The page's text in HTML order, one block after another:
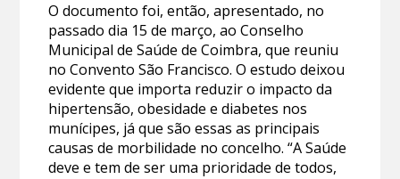
O documento foi, então, apresentado, no
passado dia 15 de março, ao Conselho
Municipal de Saúde de Coimbra, que reuniu
no Convento São Francisco. O estudo deixou
evidente que importa reduzir o impacto da
hipertensão, obesidade e diabetes nos
munícipes, já que são essas as principais
causas de morbilidade no concelho. “A Saúde
deve e tem de ser uma prioridade de todos,